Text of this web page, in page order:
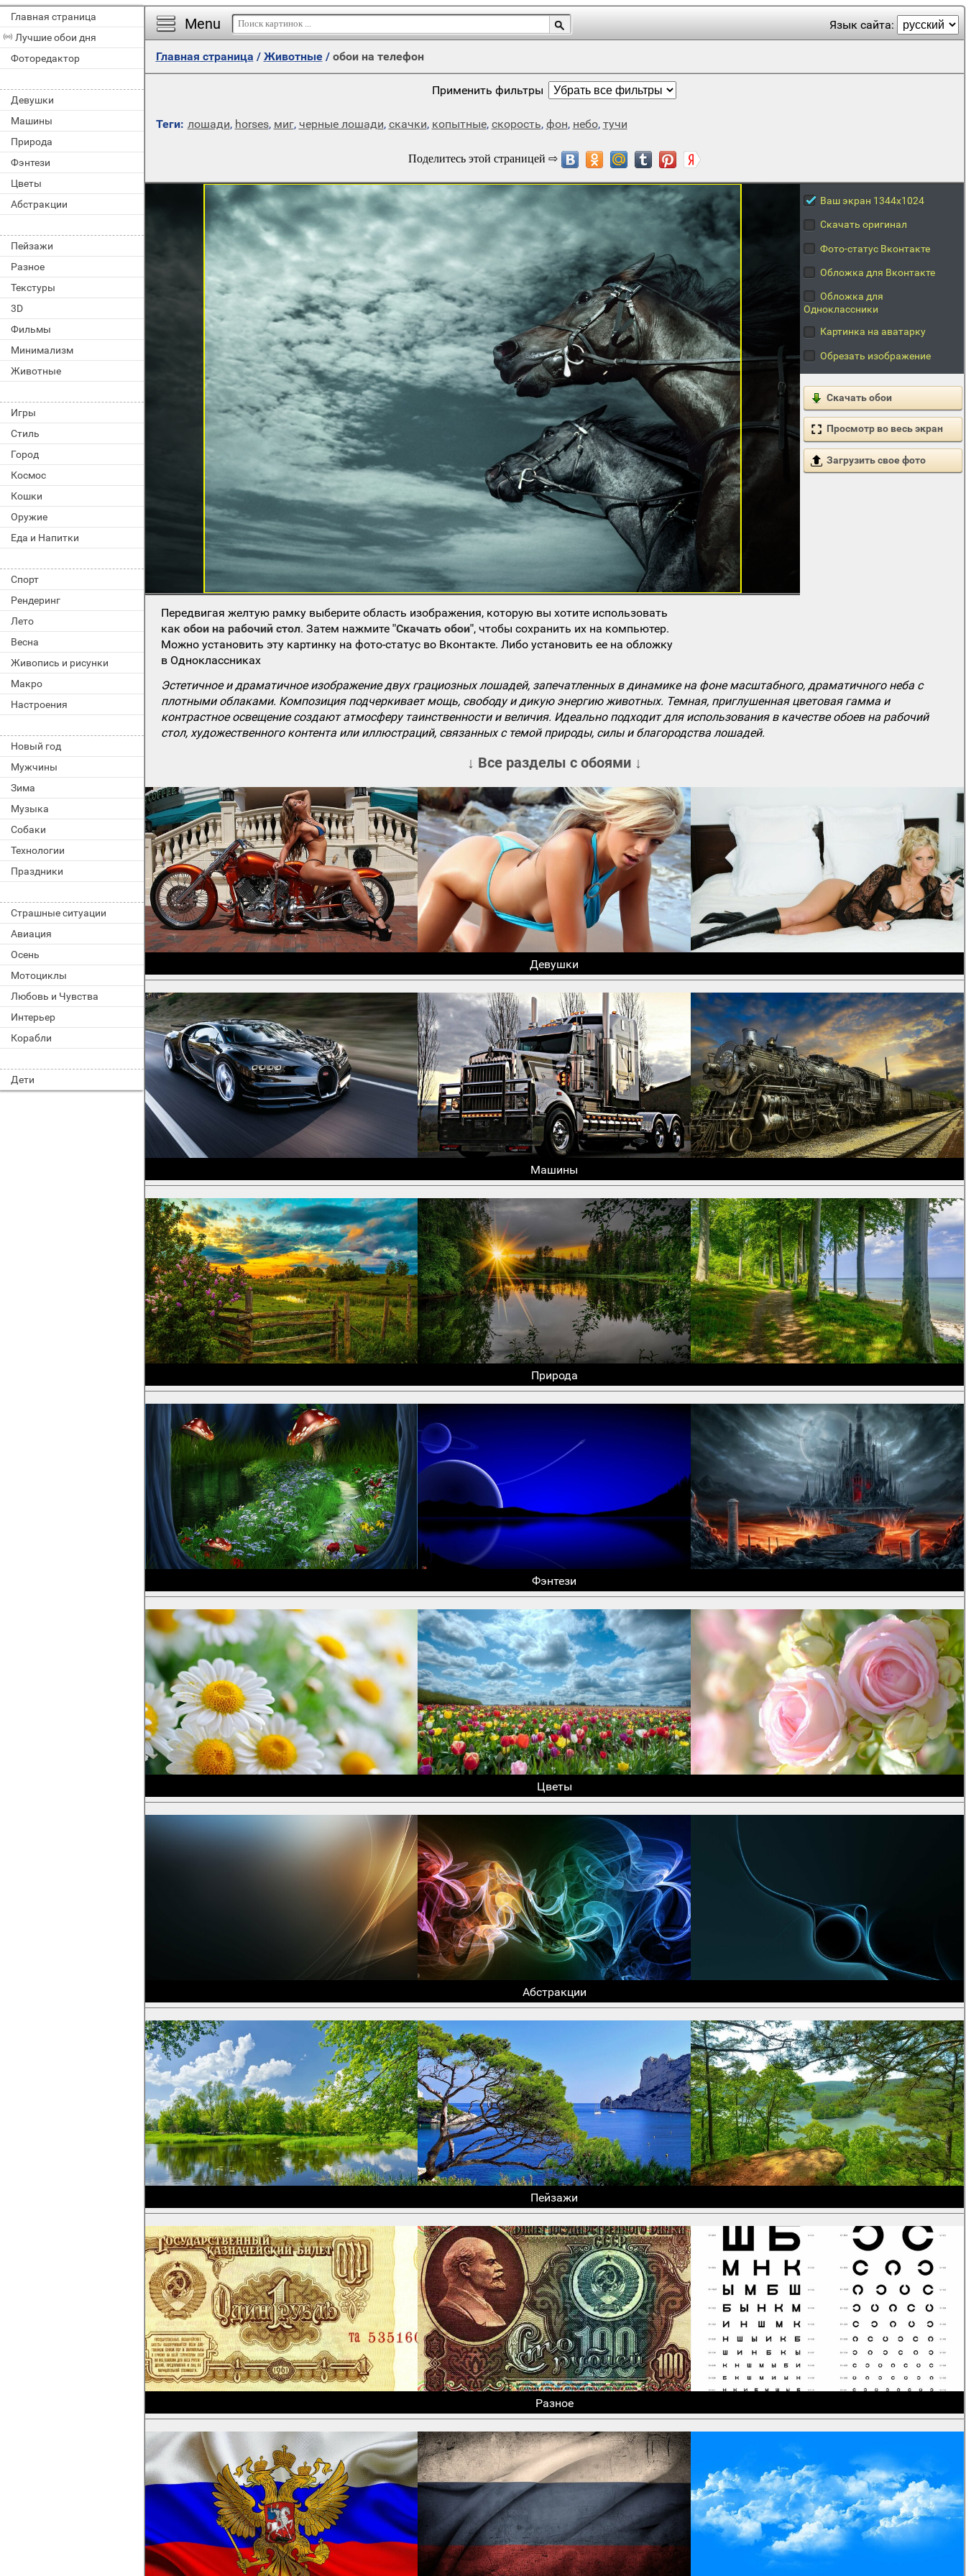
Главная страница
Лучшие обои дня
Фоторедактор
Девушки
Машины
Природа
Фэнтези
Цветы
Абстракции
Пейзажи
Разное
Текстуры
3D
Фильмы
Минимализм
Животные
Игры
Стиль
Город
Космос
Кошки
Оружие
Еда и Напитки
Спорт
Рендеринг
Лето
Весна
Живопись и рисунки
Макро
Настроения
Новый год
Мужчины
Зима
Музыка
Собаки
Технологии
Праздники
Страшные ситуации
Авиация
Осень
Мотоциклы
Любовь и Чувства
Интерьер
Корабли
Дети
Menu Язык сайта:
Главная страница / Животные/ обои на телефон
Применить фильтры
Теги: лошади, horses, миг, черные лошади, скачки, копытные, скорость, фон, небо, тучи
Ваш экран 1344x1024
Скачать оригинал
Фото-статус Вконтакте
Обложка для Вконтакте
Обложка для
Одноклассники
Картинка на аватарку
Обрезать изображение
Скачать обои
Просмотр во весь экран
Загрузить свое фото
Передвигая желтую рамку выберите область изображения, которую вы хотите использовать
какобои на рабочий стол. Затем нажмите"Скачать обои", чтобы сохранить их на компьютер.
Можно установить эту картинку на фото-статус во Вконтакте. Либо установить ее на обложку
в Одноклассниках
Эстетичное и драматичное изображение двух грациозных лошадей, запечатленных в динамике на фоне масштабного, драматичного неба с
плотными облаками. Композиция подчеркивает мощь, свободу и дикую энергию животных. Темная, приглушенная цветовая гамма и
контрастное освещение создают атмосферу таинственности и величия. Идеально подходит для использования в качестве обоев на рабочий
стол, художественного контента или иллюстраций, связанных с темой природы, силы и благородства лошадей.
↓ Все разделы с обоями ↓
Девушки
Машины
Природа
Фэнтези
Цветы
Абстракции
Пейзажи
Разное